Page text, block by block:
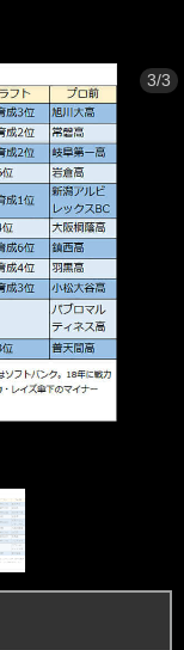
3/3